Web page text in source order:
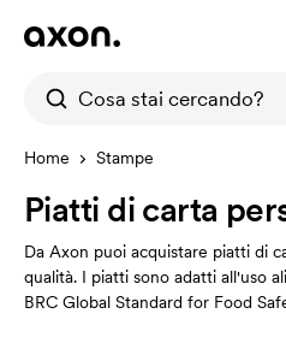
Home Stampe
Piatti di carta
Da Axon puoi acquistare piatti di
qualità. I piatti sono adatti all'uso
BRC Global Standard for Food